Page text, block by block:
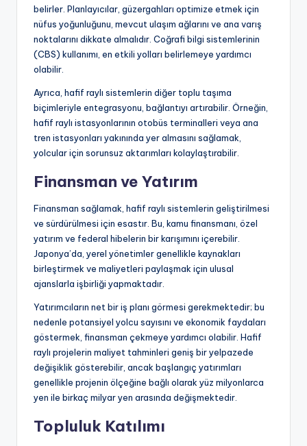
belirler. Planlayıcılar, güzergahları optimize etmek için
nüfus yoğunluğunu, mevcut ulaşım ağlarını ve ana varış
noktalarını dikkate almalıdır. Coğrafi bilgi sistemlerinin
(CBS) kullanımı, en etkili yolları belirlemeye yardımcı
olabilir.
Ayrıca, hafif raylı sistemlerin diğer toplu taşıma
biçimleriyle entegrasyonu, bağlantıyı artırabilir. Örneğin,
hafif raylı istasyonlarının otobüs terminalleri veya ana
tren istasyonları yakınında yer almasını sağlamak,
yolcular için sorunsuz aktarımları kolaylaştırabilir.
Finansman ve Yatırım
Finansman sağlamak, hafif raylı sistemlerin geliştirilmesi
ve sürdürülmesi için esastır. Bu, kamu finansmanı, özel
yatırım ve federal hibelerin bir karışımını içerebilir.
Japonya’da, yerel yönetimler genellikle kaynakları
birleştirmek ve maliyetleri paylaşmak için ulusal
ajanslarla işbirliği yapmaktadır.
Yatırımcıların net bir iş planı görmesi gerekmektedir; bu
nedenle potansiyel yolcu sayısını ve ekonomik faydaları
göstermek, finansman çekmeye yardımcı olabilir. Hafif
raylı projelerin maliyet tahminleri geniş bir yelpazede
değişiklik gösterebilir, ancak başlangıç yatırımları
genellikle projenin ölçeğine bağlı olarak yüz milyonlarca
yen ile birkaç milyar yen arasında değişmektedir.
Topluluk Katılımı